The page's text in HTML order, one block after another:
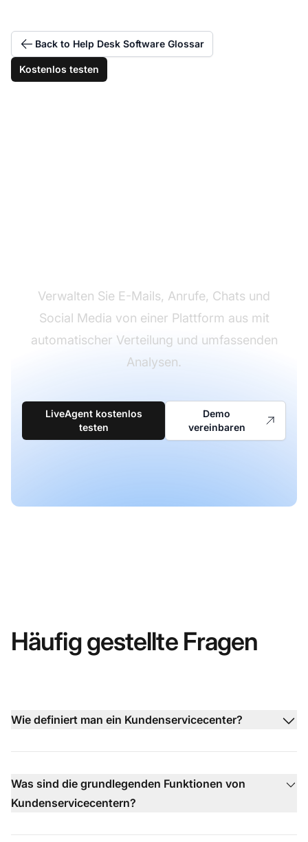
Back to Help Desk Software Glossar
Kostenlos testen
Verwalten Sie E-Mails, Anrufe, Chats und
Social Media von einer Plattform aus mit
automatischer Verteilung und umfassenden
Analysen.
LiveAgent kostenlos
testen
Demo
vereinbaren
Häufig gestellte Fragen
Wie definiert man ein Kundenservicecenter?
Was sind die grundlegenden Funktionen von
Kundenservicecentern?